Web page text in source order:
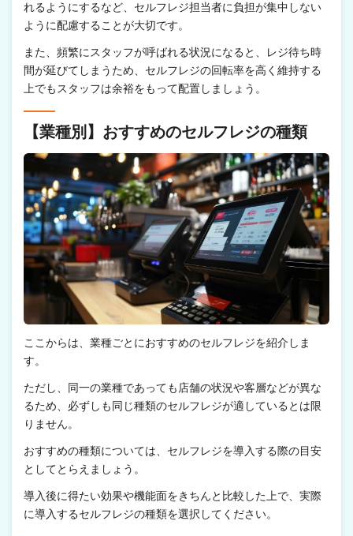
れるようにするなど、セルフレジ担当者に負担が集中しない
ように配慮することが大切です。
また、頻繁にスタッフが呼ばれる状況になると、レジ待ち時
間が延びてしまうため、セルフレジの回転率を高く維持する
上でもスタッフは余裕をもって配置しましょう。
【業種別】おすすめのセルフレジの種類
ここからは、業種ごとにおすすめのセルフレジを紹介しま
す。
ただし、同一の業種であっても店舗の状況や客層などが異な
るため、必ずしも同じ種類のセルフレジが適しているとは限
りません。
おすすめの種類については、セルフレジを導入する際の目安
としてとらえましょう。
導入後に得たい効果や機能面をきちんと比較した上で、実際
に導入するセルフレジの種類を選択してください。